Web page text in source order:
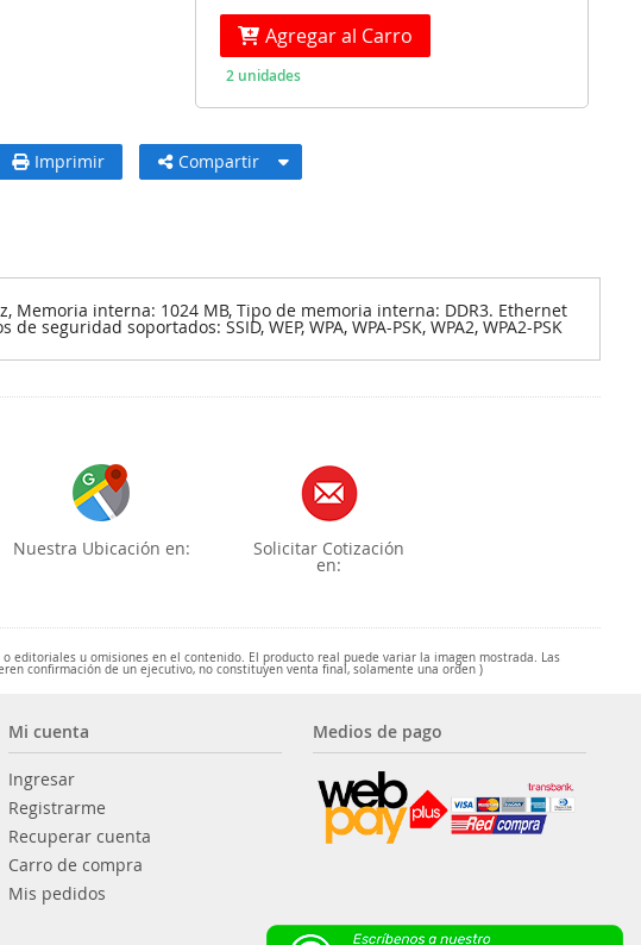
Agregar al Carro
2 unidades
Imprimir Compartir
Memoria interna: 1024 MB, Tipo de memoria interna: DDR3. Ethernet
soportados: SSID, WEP, WPA, WPA-PSK, WPA2, WPA2-PSK
Nuestra Ubicación en: Solicitar Cotización
en:
editoriales u omisiones en el contenido. El producto real puede variar la imagen mostrada. Las
confirmación de un ejecutivo, no constituyen venta final, solamente una orden )
Mi cuenta
Ingresar
Registrarme
Recuperar cuenta
Carro de compra
Mis pedidos
Medios de pago